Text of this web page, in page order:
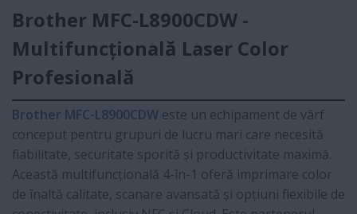
Brother MFC-L8900CDW -
Multifuncțională Laser Color
Profesională
Brother MFC-L8900CDW este un echipament de vârf
conceput pentru grupuri de lucru mari care necesită
fiabilitate, securitate sporită și productivitate maximă.
Această multifuncțională 4-în-1 oferă imprimare color
de înaltă calitate, scanare avansată și opțiuni flexibile de